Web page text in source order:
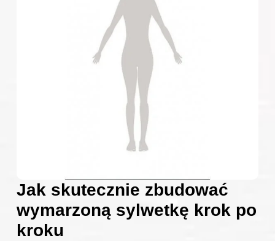
Jak skutecznie zbudować
wymarzoną sylwetkę krok po
kroku